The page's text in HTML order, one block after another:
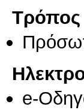
e-